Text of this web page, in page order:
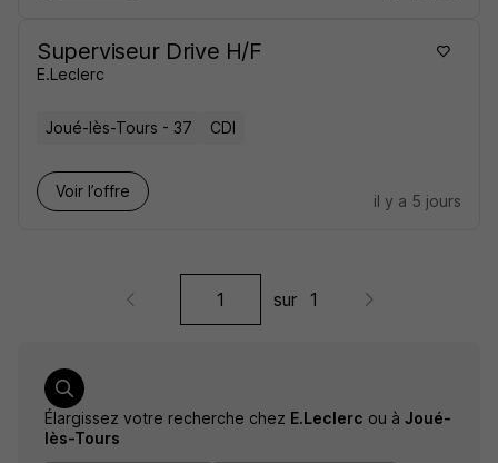
Superviseur Drive H/F
E.Leclerc
Joué-lès-Tours - 37 CDI
Voir l’offre
il y a 5 jours
sur 1
Élargissez votre recherche chez E.Leclerc ou à Joué-
lès-Tours